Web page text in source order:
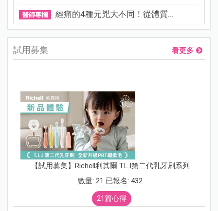
醫師專欄 經痛的4種元兇大不同！從體質...
試用募集 看更多
【試用募集】Richell利其爾 T.L.I第二代乳牙刷系列
數量: 21 已報名: 432
21篇心得